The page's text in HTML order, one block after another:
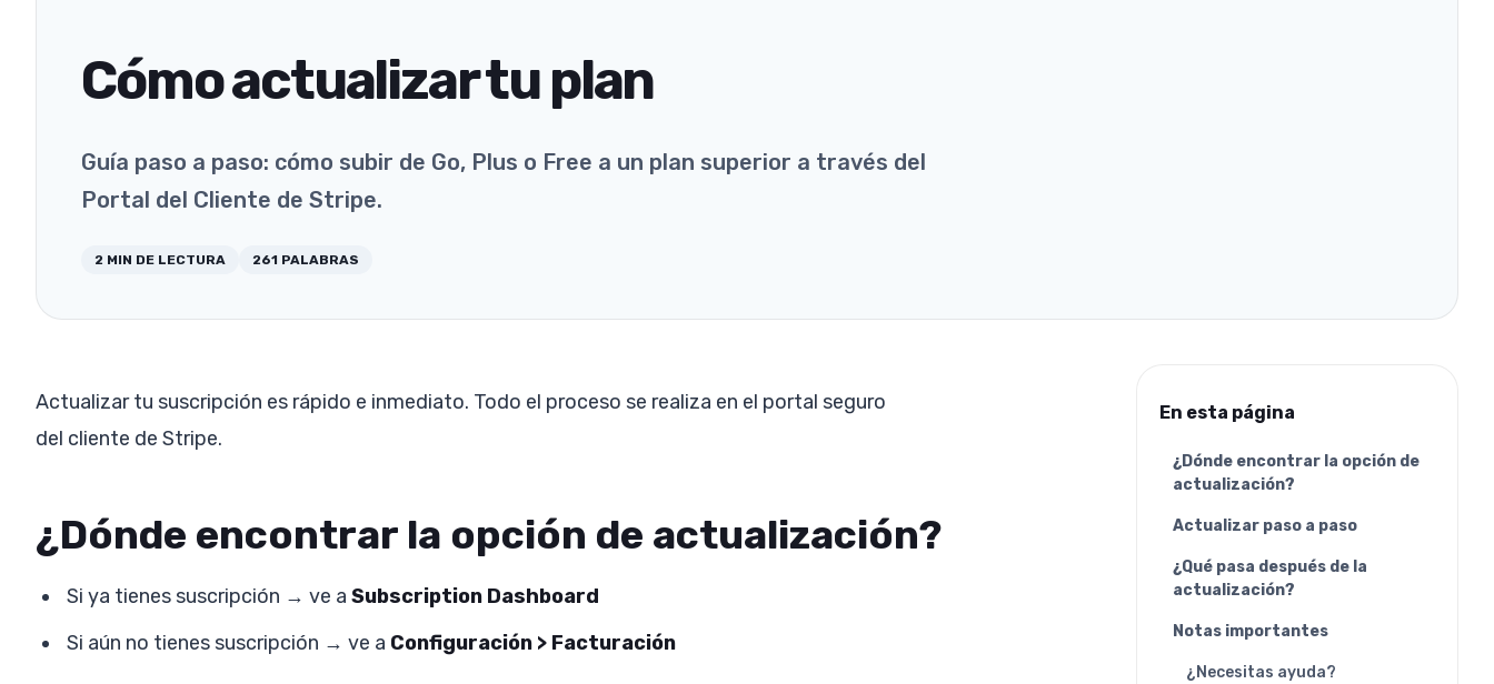
Cómo actualizar tu plan
Guía paso a paso: cómo subir de Go, Plus o Free a un plan superior a través del
Portal del Cliente de Stripe.
2 MIN DE LECTURA 261 PALABRAS
Actualizar tu suscripción es rápido e inmediato. Todo el proceso se realiza en el portal seguro
del cliente de Stripe.
¿Dónde encontrar la opción de actualización?
Si ya tienes suscripción → ve a Subscription Dashboard
Si aún no tienes suscripción → ve a Configuración > Facturación
En esta página
¿Dónde encontrar la opción de
actualización?
Actualizar paso a paso
¿Qué pasa después de la
actualización?
Notas importantes
¿Necesitas ayuda?